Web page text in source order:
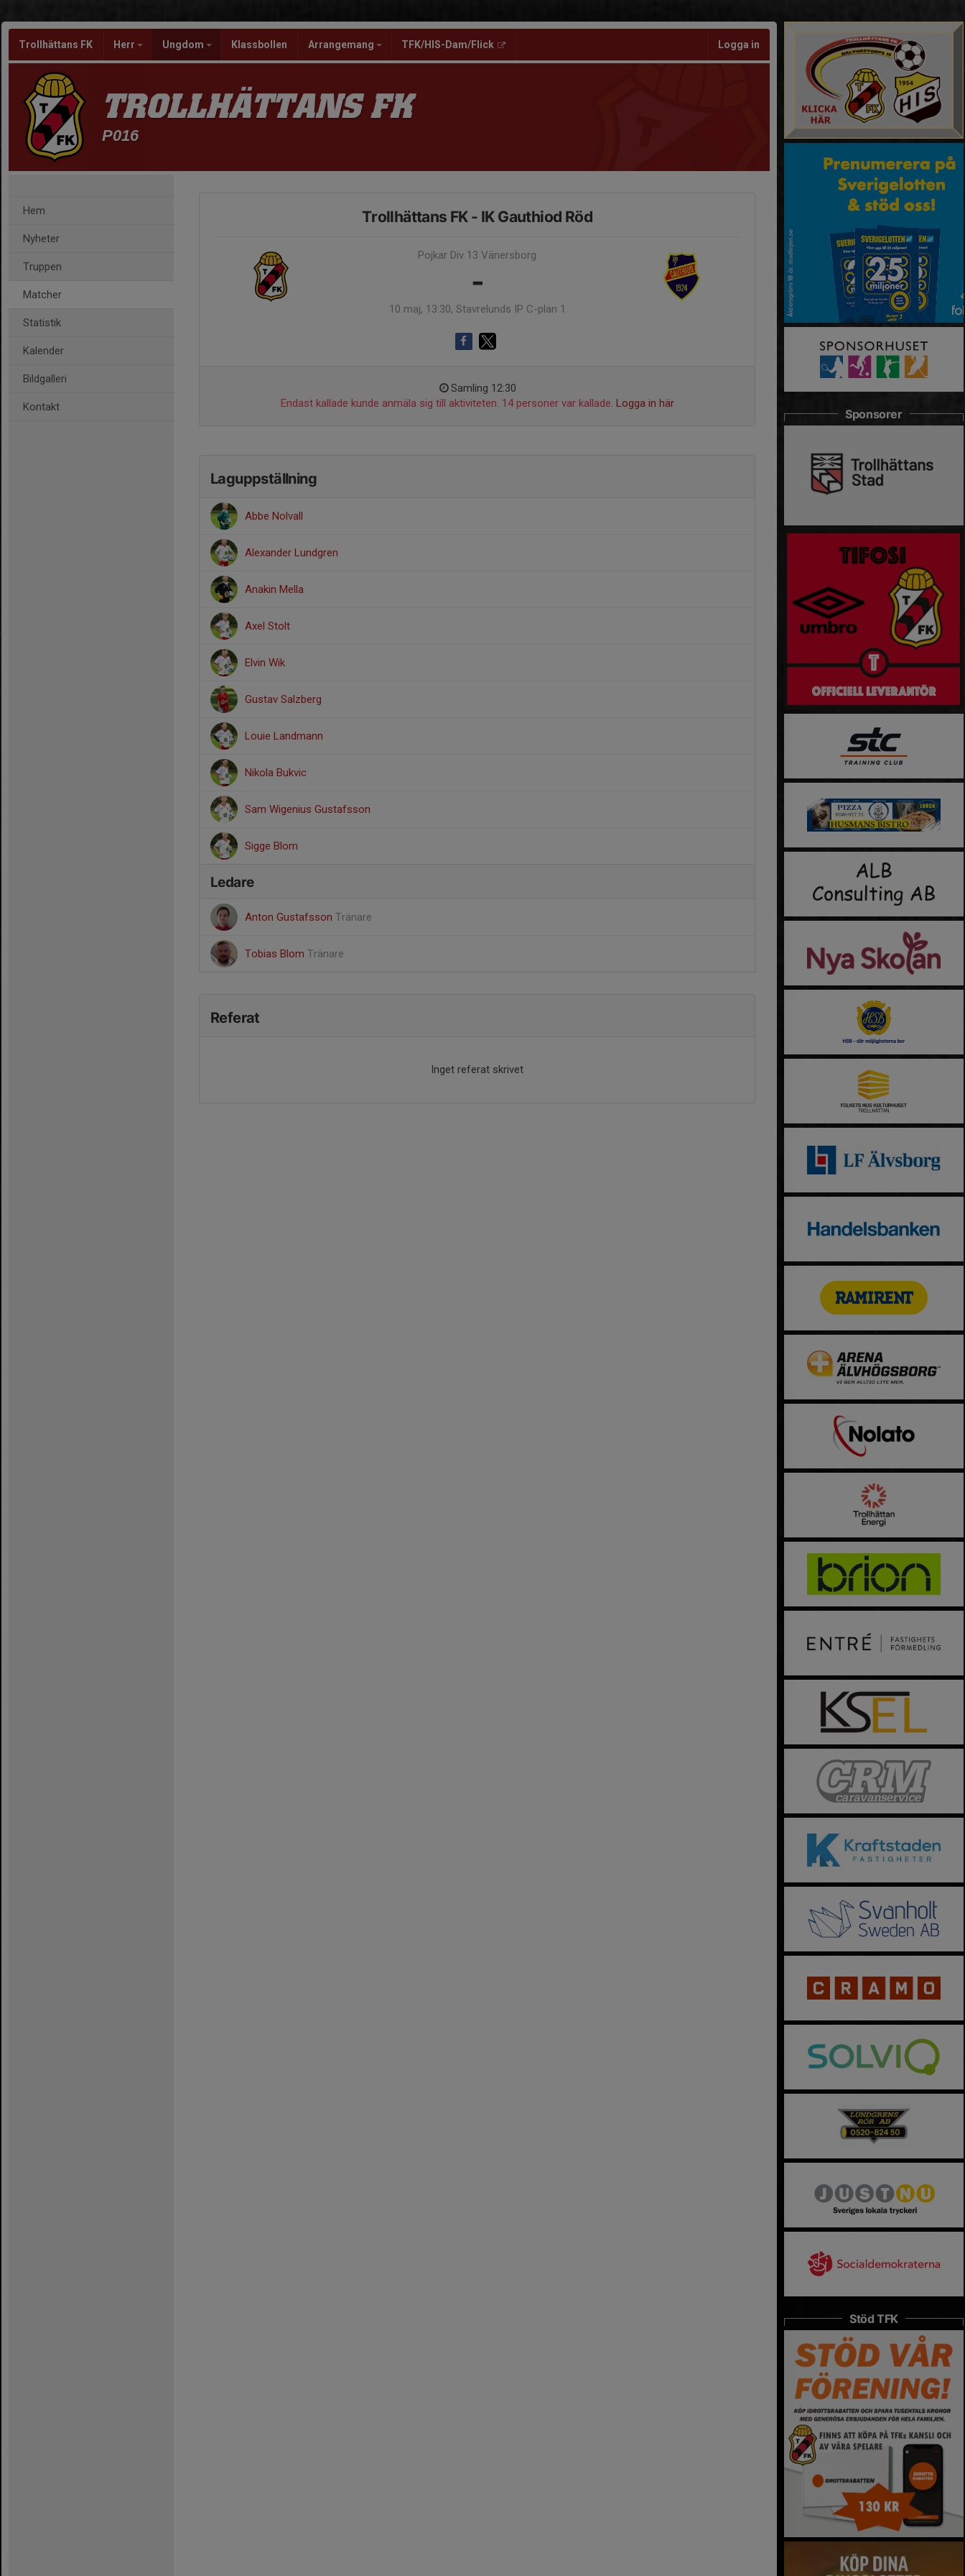
Trollhättans FK Herr Ungdom Klassbollen Arrangemang TFK/HIS-Dam/Flick Logga in
TROLLHÄTTANS FK
P016
Hem
Nyheter
Truppen
Matcher
Statistik
Kalender
Bildgalleri
Kontakt
Trollhättans FK - IK Gauthiod Röd
Pojkar Div 13 Vänersborg
-
10 maj, 13:30, Stavrelunds IP C-plan 1
Samling 12:30
Endast kallade kunde anmäla sig till aktiviteten. 14 personer var kallade. Logga in här
Laguppställning
Abbe Nolvall
Alexander Lundgren
Anakin Mella
Axel Stolt
Elvin Wik
Gustav Salzberg
Louie Landmann
Nikola Bukvic
Sam Wigenius Gustafsson
Sigge Blom
Ledare
Anton Gustafsson Tränare
Tobias Blom Tränare
Referat
Inget referat skrivet
Sponsorer
Stöd TFK